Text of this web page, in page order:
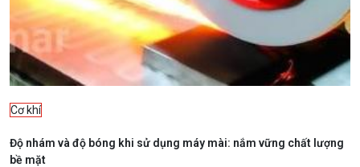
Cơ khí
Độ nhám và độ bóng khi sử dụng máy mài: nắm vững chất lượng
bề mặt